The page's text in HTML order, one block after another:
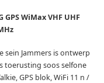
GPS WiMax VHF UHF
sein Jammers is ontwerp
toerusting soos selfone
GPS blok, WiFi 11 n /